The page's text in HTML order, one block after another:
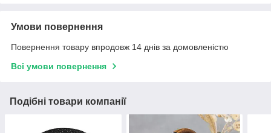
Умови повернення
Повернення товару впродовж 14 днів за домовленістю
Всі умови повернення
Подібні товари компанії